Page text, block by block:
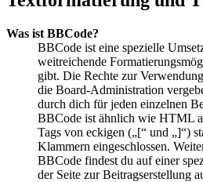
Was ist BBCode?
BBCode ist eine spezielle
weitreichende
gibt. Die Rechte zur
die Board-Administration
durch dich für jeden einzelnen
BBCode ist ähnlich wie HTML
Tags von eckigen („[“ und „]“)
Klammern eingeschlossen.
BBCode findest du auf einer
der Seite zur Beitragserstellung